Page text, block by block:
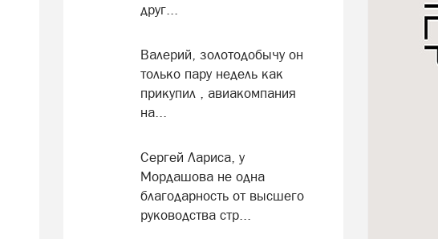
друг...
Валерий, золотодобычу он
только пару недель как
прикупил , авиакомпания
на...
Сергей Лариса, у
Мордашова не одна
благодарность от высшего
руководства стр...